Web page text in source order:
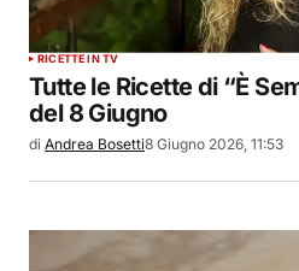
RICETTE IN TV
Tutte le Ricette di “È
del 8 Giugno
di Andrea Bosetti8 Giugno 2026, 11:53